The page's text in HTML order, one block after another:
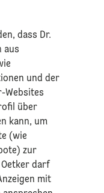
dass Dr.
aus
und der
Websites
über
kann, um
(wie
zur
darf
mit